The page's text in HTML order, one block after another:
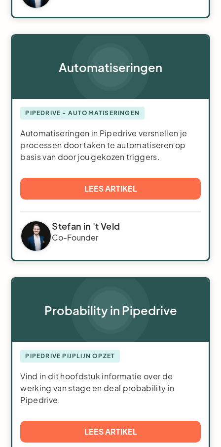
Automatiseringen
PIPEDRIVE - AUTOMATISERINGEN
Automatiseringen in Pipedrive versnellen je
processen door taken te automatiseren op
basis van door jou gekozen triggers.
LEES ARTIKEL
Stefan in 't Veld
Co-Founder
Probability in Pipedrive
PIPEDRIVE PIJPLIJN OPZET
Vind in dit hoofdstuk informatie over de
werking van stage en deal probability in
Pipedrive.
LEES ARTIKEL